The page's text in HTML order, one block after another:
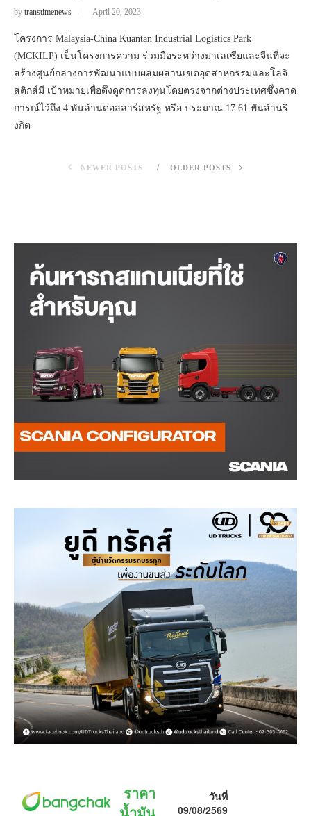
by transtimenews April 20, 2023
โครงการ Malaysia-China Kuantan Industrial Logistics Park
(MCKILP) เป็นโครงการความ ร่วมมือระหว่างมาเลเซียและจีนที่จะ
สร้างศูนย์กลางการพัฒนาแบบผสมผสานเขตอุตสาหกรรมและโลจิ
สติกส์มี เป้าหมายเพื่อดึงดูดการลงทุนโดยตรงจากต่างประเทศซึ่งคาด
การณ์ไว้ถึง 4 พันล้านดอลลาร์สหรัฐ หรือ ประมาณ 17.61 พันล้านริ
งกิต
NEWER POSTS OLDER POSTS